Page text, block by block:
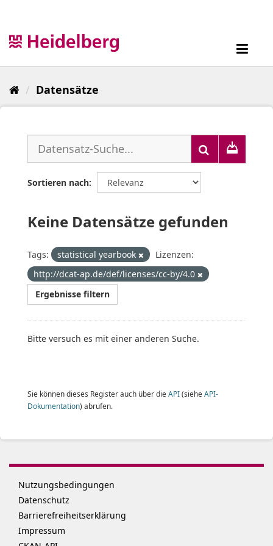
Datensätze
Sortieren nach
Keine Datensätze gefunden
Tags: statistical yearbook
Lizenzen:
http://dcat-ap.de/def/licenses/cc-by/4.0
Ergebnisse filtern
Bitte versuch es mit einer anderen Suche.
Sie können dieses Register auch über die API(siehe API-
Dokumentation) abrufen.
Nutzungsbedingungen
Datenschutz
Barrierefreiheitserklärung
Impressum